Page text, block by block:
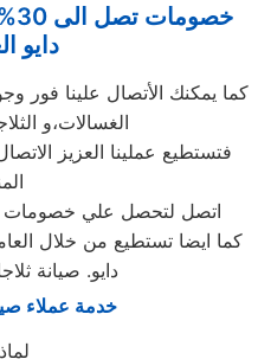
دايو
كما يمكنك الأتصال علينا فور
الغسالات،و
فتستطيع عملينا العزيز
اتصل لتحصل علي خصومات تصل الي 30 %
كما ايضا تستطيع من خلال
دايو. صيانة
خدمة عملاء